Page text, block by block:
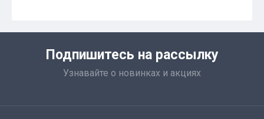
Подпишитесь на рассылку
Узнавайте о новинках и акциях